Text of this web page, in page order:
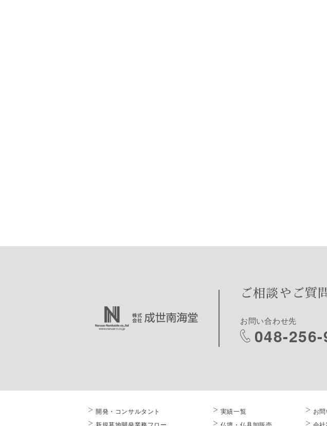
ご相談やご質
お問い合わせ先
048-256-
開発・コンサルタント
新規墓地開発業務フロー
実績一覧
仏壇・仏具卸販売
お
会社